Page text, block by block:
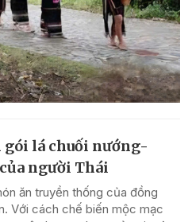
lá chuối nướng-
người Thái
ăn truyền thống của đồng
Với cách chế biến mộc mạc